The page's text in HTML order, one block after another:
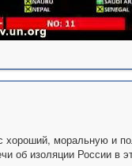
хороший, моральную и
об изоляции России в